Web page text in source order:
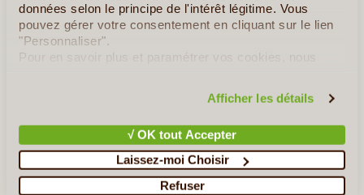
données selon le principe de l'intérêt légitime. Vous
pouvez gérer votre consentement en cliquant sur le lien
"Personnaliser".
Pour en savoir plus et paramétrer vos cookies, nous
Afficher les détails
√ OK tout Accepter
Laissez-moi Choisir
Refuser
©
En transport privatif
Journée d’excursion auMont Popa, résidence des
génies du panthéon birman.